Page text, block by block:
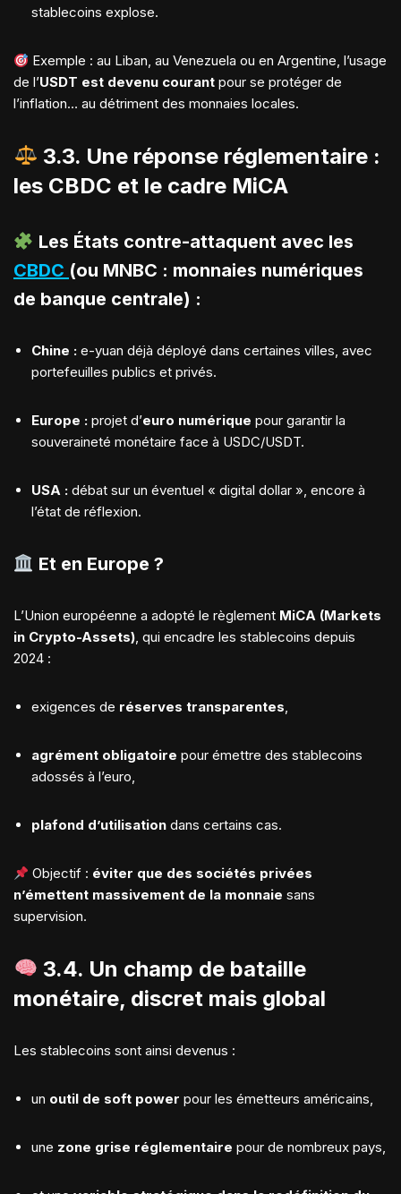
stablecoins explose.
Exemple : au Liban, au Venezuela ou en Argentine, l’usage
de l’USDT est devenu courant pour se protéger de
l’inflation… au détriment des monnaies locales.
3.3. Une réponse réglementaire :
les CBDC et le cadre MiCA
Les États contre-attaquent avec les
CBDC (ou MNBC : monnaies numériques
de banque centrale) :
Chine : e-yuan déjà déployé dans certaines villes, avec
portefeuilles publics et privés.
Europe : projet d’euro numérique pour garantir la
souveraineté monétaire face à USDC/USDT.
USA : débat sur un éventuel « digital dollar », encore à
l’état de réflexion.
Et en Europe ?
L’Union européenne a adopté le règlement MiCA (Markets
in Crypto-Assets), qui encadre les stablecoins depuis
2024 :
exigences de réserves transparentes,
agrément obligatoire pour émettre des stablecoins
adossés à l’euro,
plafond d’utilisation dans certains cas.
Objectif : éviter que des sociétés privées
n’émettent massivement de la monnaie sans
supervision.
3.4. Un champ de bataille
monétaire, discret mais global
Les stablecoins sont ainsi devenus :
un outil de soft power pour les émetteurs américains,
une zone grise réglementaire pour de nombreux pays,